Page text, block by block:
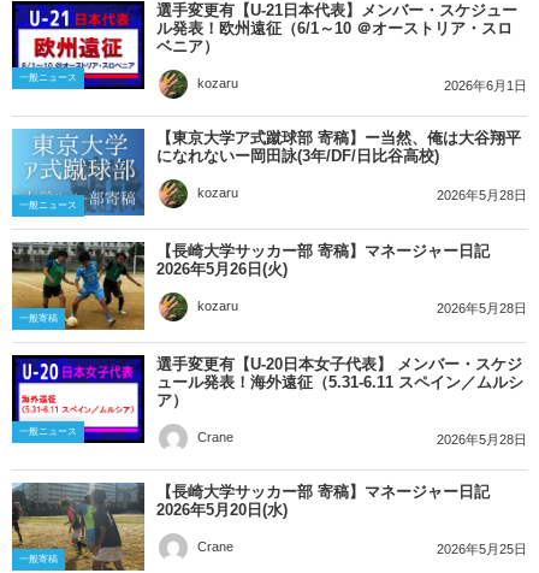
一般ニュース
選手変更有【U-21日本代表】メンバー・スケジュー
ル発表！欧州遠征（6/1～10 ＠オーストリア・スロ
ベニア）
kozaru 2026年6月1日
一般ニュース
【東京大学ア式蹴球部 寄稿】ー当然、俺は大谷翔平
になれないー岡田詠(3年/DF/日比谷高校)
kozaru 2026年5月28日
一般寄稿
【長崎大学サッカー部 寄稿】マネージャー日記
2026年5月26日(火)
kozaru 2026年5月28日
一般ニュース
選手変更有【U-20日本女子代表】 メンバー・スケジ
ュール発表！海外遠征（5.31-6.11 スペイン／ムルシ
ア）
Crane 2026年5月28日
一般寄稿
【長崎大学サッカー部 寄稿】マネージャー日記
2026年5月20日(水)
Crane 2026年5月25日